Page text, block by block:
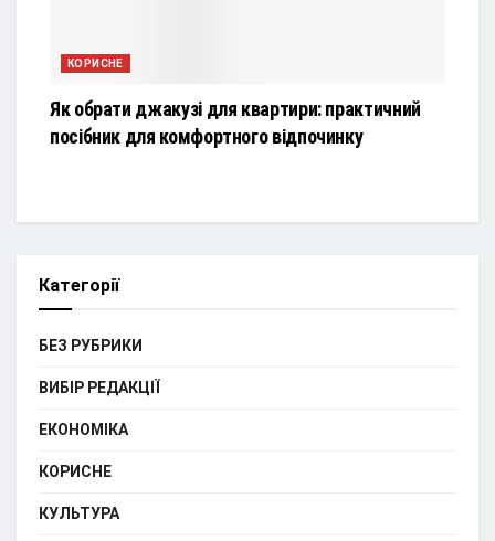
КОРИСНЕ
Як обрати джакузі для квартири: практичний
посібник для комфортного відпочинку
Категорії
БЕЗ РУБРИКИ
ВИБІР РЕДАКЦІЇ
ЕКОНОМІКА
КОРИСНЕ
КУЛЬТУРА